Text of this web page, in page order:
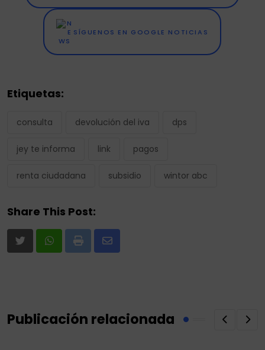
SÍGUENOS EN GOOGLE NOTICIAS
Etiquetas:
consulta devolución del iva dps
jey te informa link pagos
renta ciudadana subsidio wintor abc
Share This Post:
Print
Share
Publicación relacionada